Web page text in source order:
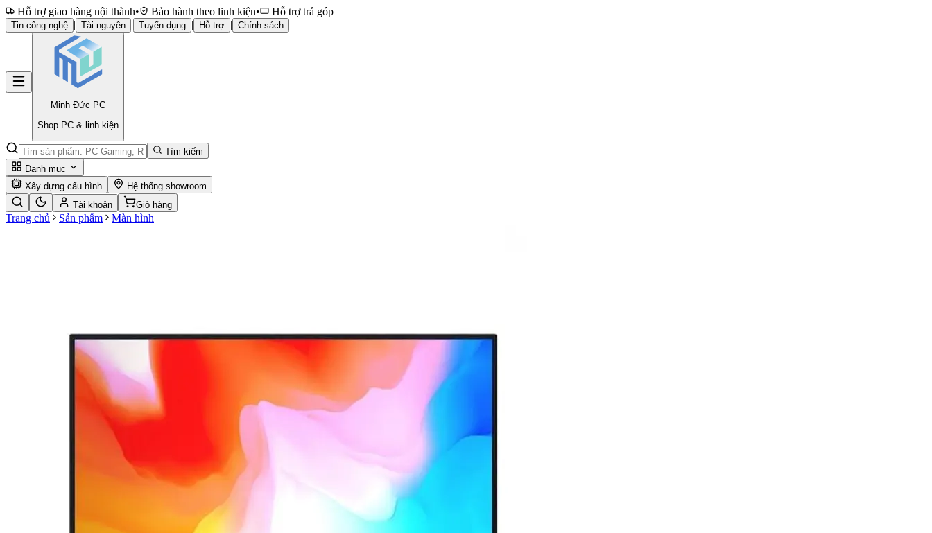
Hỗ trợ giao hàng nội thành• Bảo hành theo linh kiện• Hỗ trợ trả góp
Tin công nghệ | Tài nguyên | Tuyển dụng | Hỗ trợ | Chính sách
Minh Đức PC
Shop PC & linh kiện
Tìm kiếm
Danh mục
Xây dựng cấu hình
Hệ thống showroom
Tài khoản
Giỏ hàng
Trang chủ Sản phẩm Màn hình